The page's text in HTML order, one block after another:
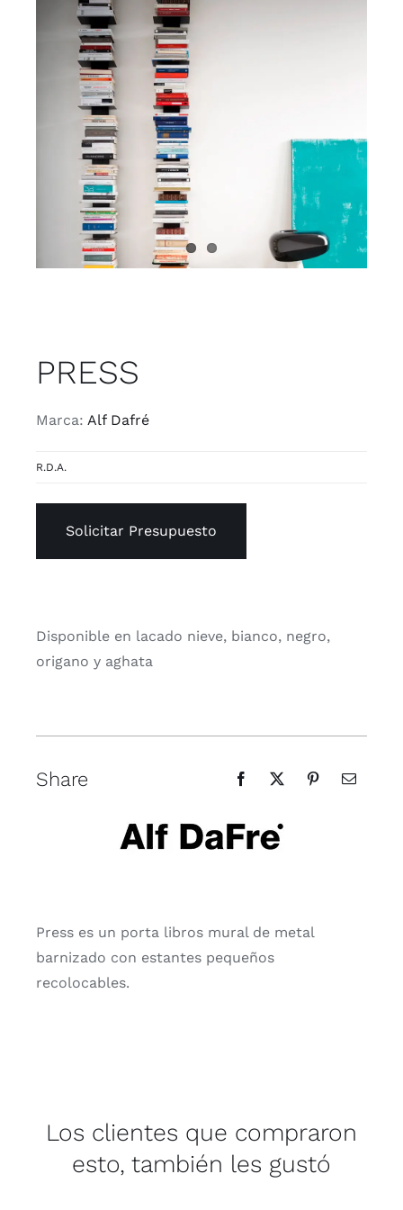
Juvenil
Accesorios
Marcas
Tiendas
Proyectos
PRESS
Marca: Alf Dafré
R.D.A.
Solicitar Presupuesto
Disponible en lacado nieve, bianco, negro,
origano y aghata
Share
Press es un porta libros mural de metal
barnizado con estantes pequeños
recolocables.
Los clientes que compraron
esto, también les gustó